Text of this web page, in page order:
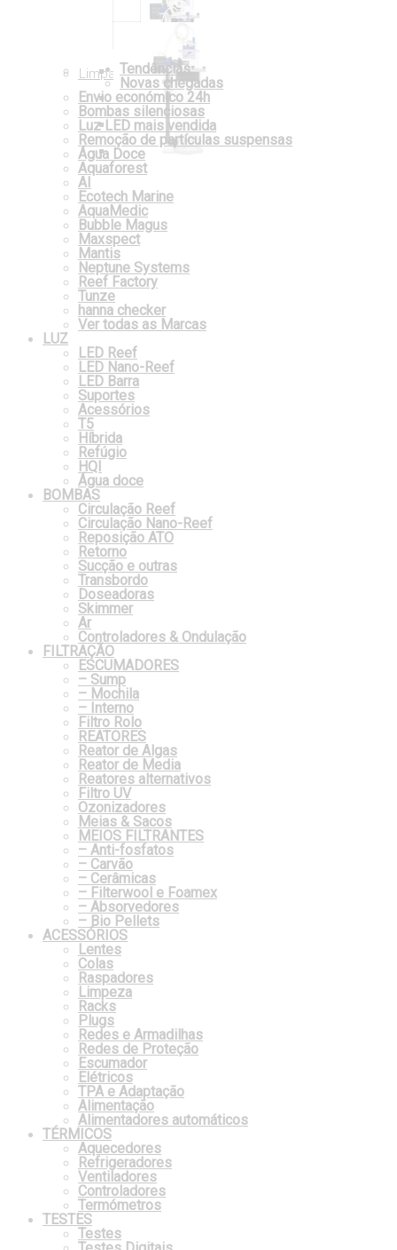
Limpar Tendências
Novas chegadas
Envio económico 24h
Bombas silenciosas
Luz LED mais vendida
Remoção de partículas suspensas
Água Doce
Aquaforest
AI
Ecotech Marine
AquaMedic
Bubble Magus
Maxspect
Mantis
Neptune Systems
Reef Factory
Tunze
hanna checker
Ver todas as Marcas
LUZ
LED Reef
LED Nano-Reef
LED Barra
Suportes
Acessórios
T5
Híbrida
Refúgio
HQI
Água doce
BOMBAS
Circulação Reef
Circulação Nano-Reef
Reposição ATO
Retorno
Sucção e outras
Transbordo
Doseadoras
Skimmer
Ar
Controladores & Ondulação
FILTRAÇÃO
ESCUMADORES
– Sump
– Mochila
– Interno
Filtro Rolo
REATORES
Reator de Algas
Reator de Media
Reatores alternativos
Filtro UV
Ozonizadores
Meias & Sacos
MEIOS FILTRANTES
– Anti-fosfatos
– Carvão
– Cerâmicas
– Filterwool e Foamex
– Absorvedores
– Bio Pellets
ACESSÓRIOS
Lentes
Colas
Raspadores
Limpeza
Racks
Plugs
Redes e Armadilhas
Redes de Proteção
Escumador
Elétricos
TPA e Adaptação
Alimentação
Alimentadores automáticos
TÉRMICOS
Aquecedores
Refrigeradores
Ventiladores
Controladores
Termómetros
TESTES
Testes